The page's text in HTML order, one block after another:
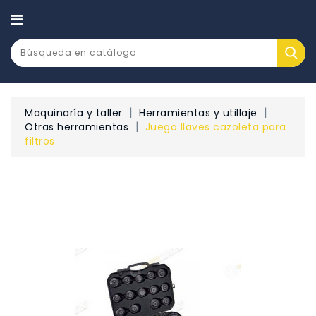
CATEGORÍA
Maquinaría y taller
Herramientas y utillaje
Otras herramientas
Juego llaves cazoleta para
filtros